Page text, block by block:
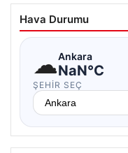
Hava Durumu
☁Ankara
NaN°C
ŞEHIR SEÇ